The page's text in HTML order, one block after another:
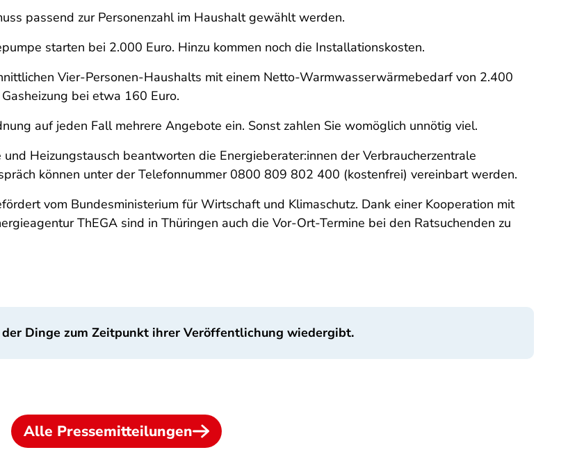
passend zur Personenzahl im Haushalt gewählt werden.
starten bei 2.000 Euro. Hinzu kommen noch die Installationskosten.
Vier-Personen-Haushalts mit einem Netto-Warmwasserwärmebedarf von 2.400
bei etwa 160 Euro.
auf jeden Fall mehrere Angebote ein. Sonst zahlen Sie womöglich unnötig viel.
Heizungstausch beantworten die Energieberater:innen der Verbraucherzentrale
können unter der Telefonnummer 0800 809 802 400 (kostenfrei) vereinbart werden.
vom Bundesministerium für Wirtschaft und Klimaschutz. Dank einer Kooperation mit
ThEGA sind in Thüringen auch die Vor-Ort-Termine bei den Ratsuchenden zu
Dinge zum Zeitpunkt ihrer Veröffentlichung wiedergibt.
Alle Pressemitteilungen